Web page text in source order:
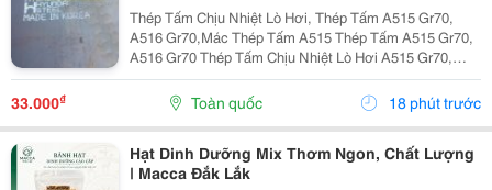
Thép Tấm Chịu Nhiệt Lò Hơi, Thép Tấm A515 Gr70,
A516 Gr70,Mác Thép Tấm A515 Thép Tấm A515 Gr70,
A516 Gr70 Thép Tấm Chịu Nhiệt Lò Hơi A515 Gr70,
A516 Gr70,20Mm,25Mm Thép Tấm Lò Hơi A515 Gr70
Là Loại Thép Hợp Kim Carbon-Silicon Chất Lượng
33.000₫ Toàn quốc 18 phút trước
Hạt Dinh Dưỡng Mix Thơm Ngon, Chất Lượng
| Macca Đắk Lắk